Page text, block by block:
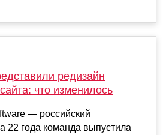
редизайн
что изменилось
— российский
22 года команда выпустила